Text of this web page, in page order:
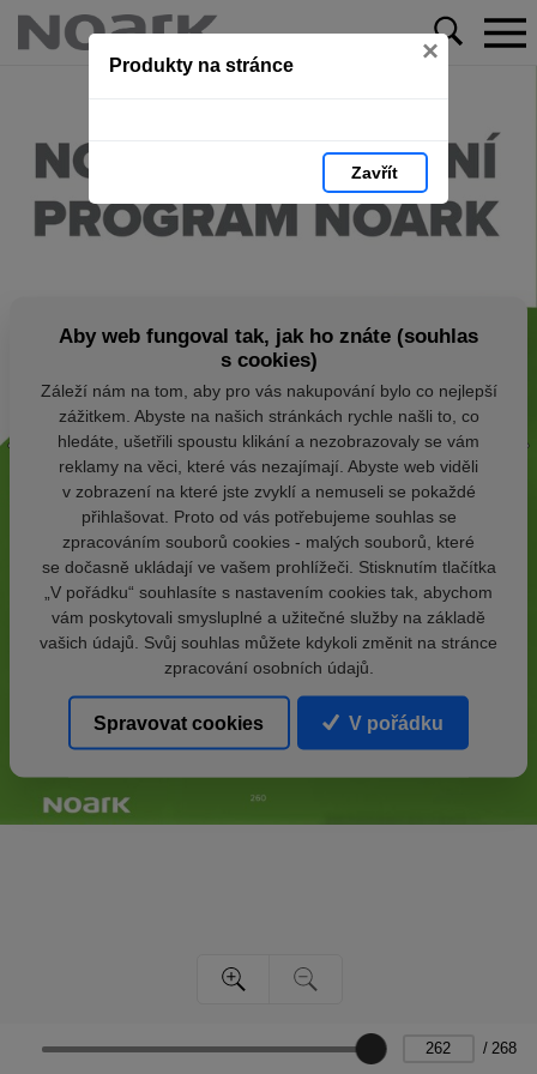
Produkty na stránce ×
Zavřít
/ 268
Aby web fungoval tak, jak ho znáte (souhlas
s cookies)
Záleží nám na tom, aby pro vás nakupování bylo co nejlepší
zážitkem. Abyste na našich stránkách rychle našli to, co
hledáte, ušetřili spoustu klikání a nezobrazovaly se vám
reklamy na věci, které vás nezajímají. Abyste web viděli
v zobrazení na které jste zvyklí a nemuseli se pokaždé
přihlašovat. Proto od vás potřebujeme souhlas se
zpracováním souborů cookies - malých souborů, které
se dočasně ukládají ve vašem prohlížeči. Stisknutím tlačítka
„V pořádku“ souhlasíte s nastavením cookies tak, abychom
vám poskytovali smysluplné a užitečné služby na základě
vašich údajů. Svůj souhlas můžete kdykoli změnit na stránce
zpracování osobních údajů.
Spravovat cookies V pořádku